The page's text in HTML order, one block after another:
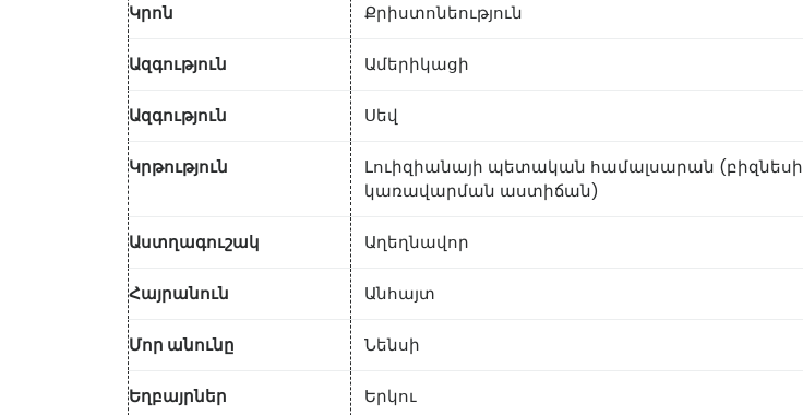
Կրոն Քրիստոնեություն
Ազգություն Ամերիկացի
Ազգություն Սեվ
Կրթություն
Լուիզիանայի պետական ​​համալսարան (բիզնեսի
կառավարման աստիճան)
Աստղագուշակ Աղեղնավոր
Հայրանուն Անհայտ
Մոր անունը Նենսի
Եղբայրներ Երկու